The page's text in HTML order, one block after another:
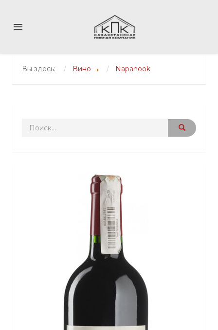
menu
Вы здесь: Вино Napanook